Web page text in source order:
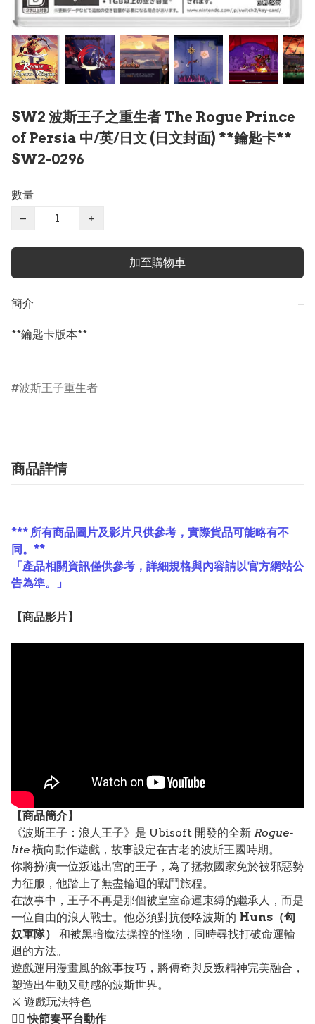
SW2 波斯王子之重生者 The Rogue Prince
of Persia 中/英/日文 (日文封面) **鑰匙卡**
SW2-0296
數量
−
+
加至購物車
簡介 −
**鑰匙卡版本**
波斯王子重生者
商品詳情
*** 所有商品圖片及影片只供參考，實際貨品可能略有不
同。**
「產品相關資訊僅供參考，詳細規格與內容請以官方網站公
告為準。」
【商品影片】
【商品簡介】
《波斯王子：浪人王子》是 Ubisoft 開發的全新 Rogue-
lite 橫向動作遊戲，故事設定在古老的波斯王國時期。
你將扮演一位叛逃出宮的王子，為了拯救國家免於被邪惡勢
力征服，他踏上了無盡輪迴的戰鬥旅程。
在故事中，王子不再是那個被皇室命運束縛的繼承人，而是
一位自由的浪人戰士。他必須對抗侵略波斯的 Huns（匈
奴軍隊）
和被黑暗魔法操控的怪物，同時尋找打破命運輪
迴的方法。
遊戲運用漫畫風的敘事技巧，將傳奇與反叛精神完美融合，
塑造出生動又動感的波斯世界。
⚔️ 遊戲玩法特色
🏃‍♂️ 快節奏平台動作